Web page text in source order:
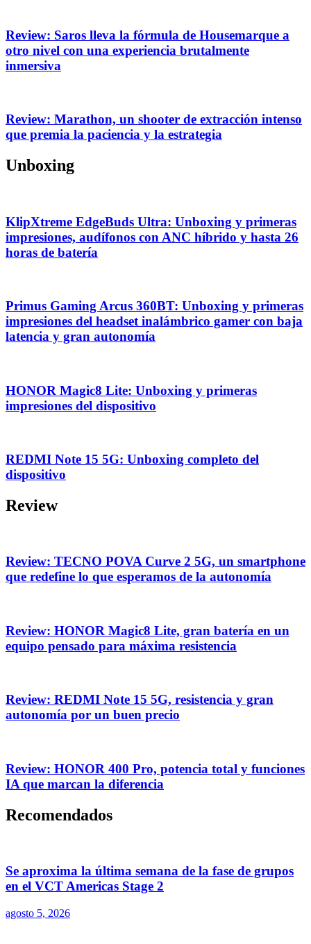
Review: Saros lleva la fórmula de Housemarque a
otro nivel con una experiencia brutalmente
inmersiva
Review: Marathon, un shooter de extracción intenso
que premia la paciencia y la estrategia
Unboxing
KlipXtreme EdgeBuds Ultra: Unboxing y primeras
impresiones, audífonos con ANC híbrido y hasta 26
horas de batería
Primus Gaming Arcus 360BT: Unboxing y primeras
impresiones del headset inalámbrico gamer con baja
latencia y gran autonomía
HONOR Magic8 Lite: Unboxing y primeras
impresiones del dispositivo
REDMI Note 15 5G: Unboxing completo del
dispositivo
Review
Review: TECNO POVA Curve 2 5G, un smartphone
que redefine lo que esperamos de la autonomía
Review: HONOR Magic8 Lite, gran batería en un
equipo pensado para máxima resistencia
Review: REDMI Note 15 5G, resistencia y gran
autonomía por un buen precio
Review: HONOR 400 Pro, potencia total y funciones
IA que marcan la diferencia
Recomendados
Se aproxima la última semana de la fase de grupos
en el VCT Americas Stage 2
agosto 5, 2026